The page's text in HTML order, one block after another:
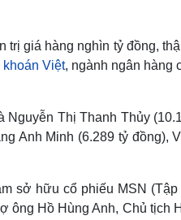
giá hàng nghìn tỷ đồng,
Việt, ngành ngân hàng
Thị Thanh Thủy
Anh Minh (6.289 tỷ đồng),
sở hữu cổ phiếu MSN (Tập
ông Hồ Hùng Anh, Chủ tịch